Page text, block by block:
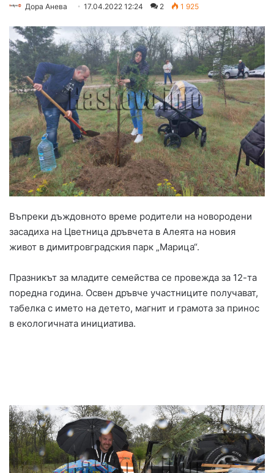
Дора Анева 17.04.2022 12:24 2 1 925
Въпреки дъждовното време родители на новородени
засадиха на Цветница дръвчета в Алеята на новия
живот в димитровградския парк „Марица“.
Празникът за младите семейства се провежда за 12-та
поредна година. Освен дръвче участниците получават,
табелка с името на детето, магнит и грамота за принос
в екологичната инициатива.